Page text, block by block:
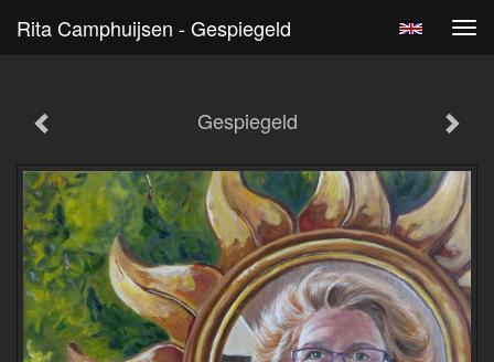
Rita Camphuijsen - Gespiegeld
Gespiegeld